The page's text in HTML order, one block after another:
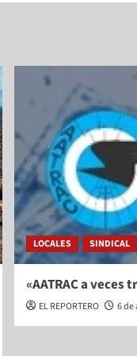
LOCALES SINDICAL
«AATRAC a veces
EL REPORTERO 6 de